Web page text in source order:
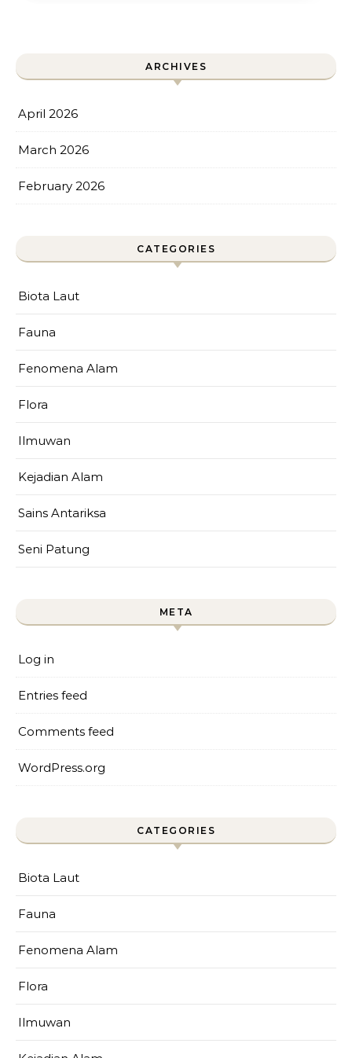
ARCHIVES
April 2026
March 2026
February 2026
CATEGORIES
Biota Laut
Fauna
Fenomena Alam
Flora
Ilmuwan
Kejadian Alam
Sains Antariksa
Seni Patung
META
Log in
Entries feed
Comments feed
WordPress.org
CATEGORIES
Biota Laut
Fauna
Fenomena Alam
Flora
Ilmuwan